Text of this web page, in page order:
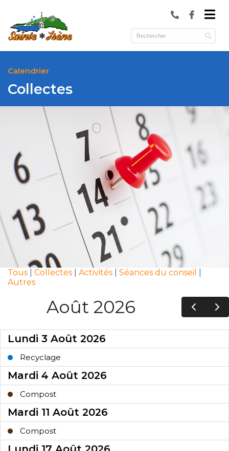
(Municipalité )
Calendrier
Collectes
Tous Collectes Activités Séances du conseil
Autres